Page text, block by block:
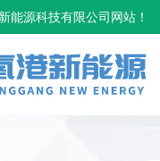
能源科技有限公司网站！